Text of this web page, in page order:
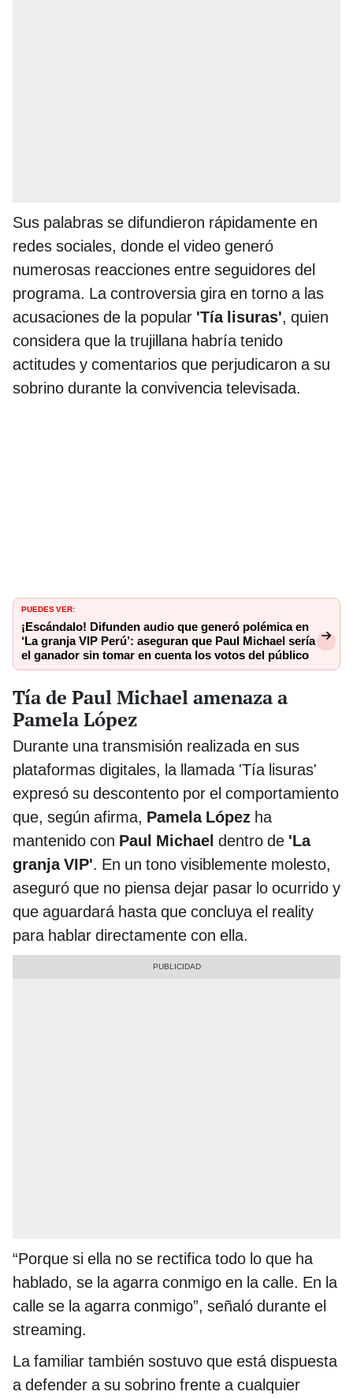
Sus palabras se difundieron rápidamente en
redes sociales, donde el video generó
numerosas reacciones entre seguidores del
programa. La controversia gira en torno a las
acusaciones de la popular 'Tía lisuras', quien
considera que la trujillana habría tenido
actitudes y comentarios que perjudicaron a su
sobrino durante la convivencia televisada.
PUEDES VER:
¡Escándalo! Difunden audio que generó polémica en
‘La granja VIP Perú’: aseguran que Paul Michael sería
el ganador sin tomar en cuenta los votos del público
Tía de Paul Michael amenaza a
Pamela López
Durante una transmisión realizada en sus
plataformas digitales, la llamada 'Tía lisuras'
expresó su descontento por el comportamiento
que, según afirma, Pamela López ha
mantenido con Paul Michael dentro de 'La
granja VIP'. En un tono visiblemente molesto,
aseguró que no piensa dejar pasar lo ocurrido y
que aguardará hasta que concluya el reality
para hablar directamente con ella.
“Porque si ella no se rectifica todo lo que ha
hablado, se la agarra conmigo en la calle. En la
calle se la agarra conmigo”, señaló durante el
streaming.
La familiar también sostuvo que está dispuesta
a defender a su sobrino frente a cualquier